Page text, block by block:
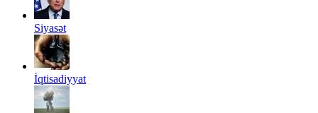
Siyasət
İqtisadiyyat